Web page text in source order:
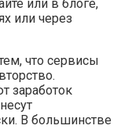
или в блоге,
или через
что сервисы
заработок
В большинстве